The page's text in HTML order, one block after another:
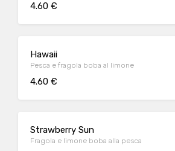
4.60 €
Hawaii
Pesca e fragola boba al limone
4.60 €
Strawberry Sun
Fragola e limone boba alla pesca